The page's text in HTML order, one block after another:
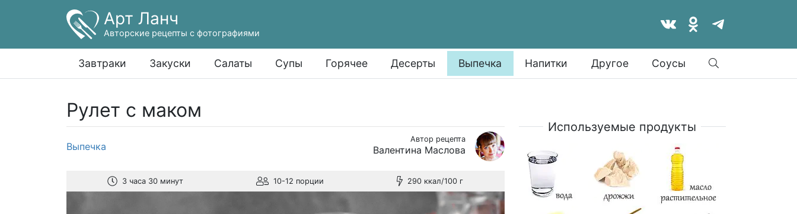
Арт Ланч
Авторские рецепты с фотографиями
Завтраки Закуски Салаты Супы Горячее Десерты Выпечка Напитки Другое Соусы
Найти
Рулет с маком
Выпечка
Автор рецепта
Валентина Маслова
3 часа 30 минут 10-12 порции 290 ккал/100 г
Используемые продукты